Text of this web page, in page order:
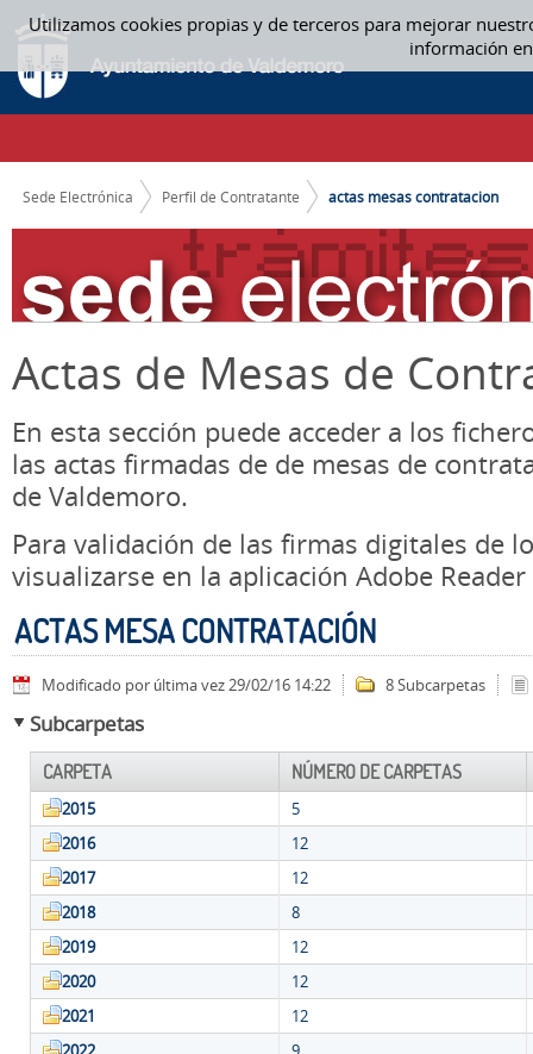
Utilizamos cookies propias y de terceros para mejorar
información
Saltar al contenido
ACTAS MESA CONTRATACIÓN - ACTAS MESAS CONTRATACION
CAMINO DE MIGAS
Sede Electrónica Perfil de Contratante actas mesas contratacion
Actas de Mesas de
En esta sección puede acceder a los
las actas firmadas de de mesas de
de Valdemoro.
Para validación de las firmas digitales de
visualizarse en la aplicación Adobe Reader
ACTAS MESA CONTRATACIÓN
Modificado por última vez 29/02/16 14:22 8 Subcarpetas
Subcarpetas
CARPETA NÚMERO DE CARPETAS
2015
5
2016
12
2017
12
2018
8
2019
12
2020
12
2021
12